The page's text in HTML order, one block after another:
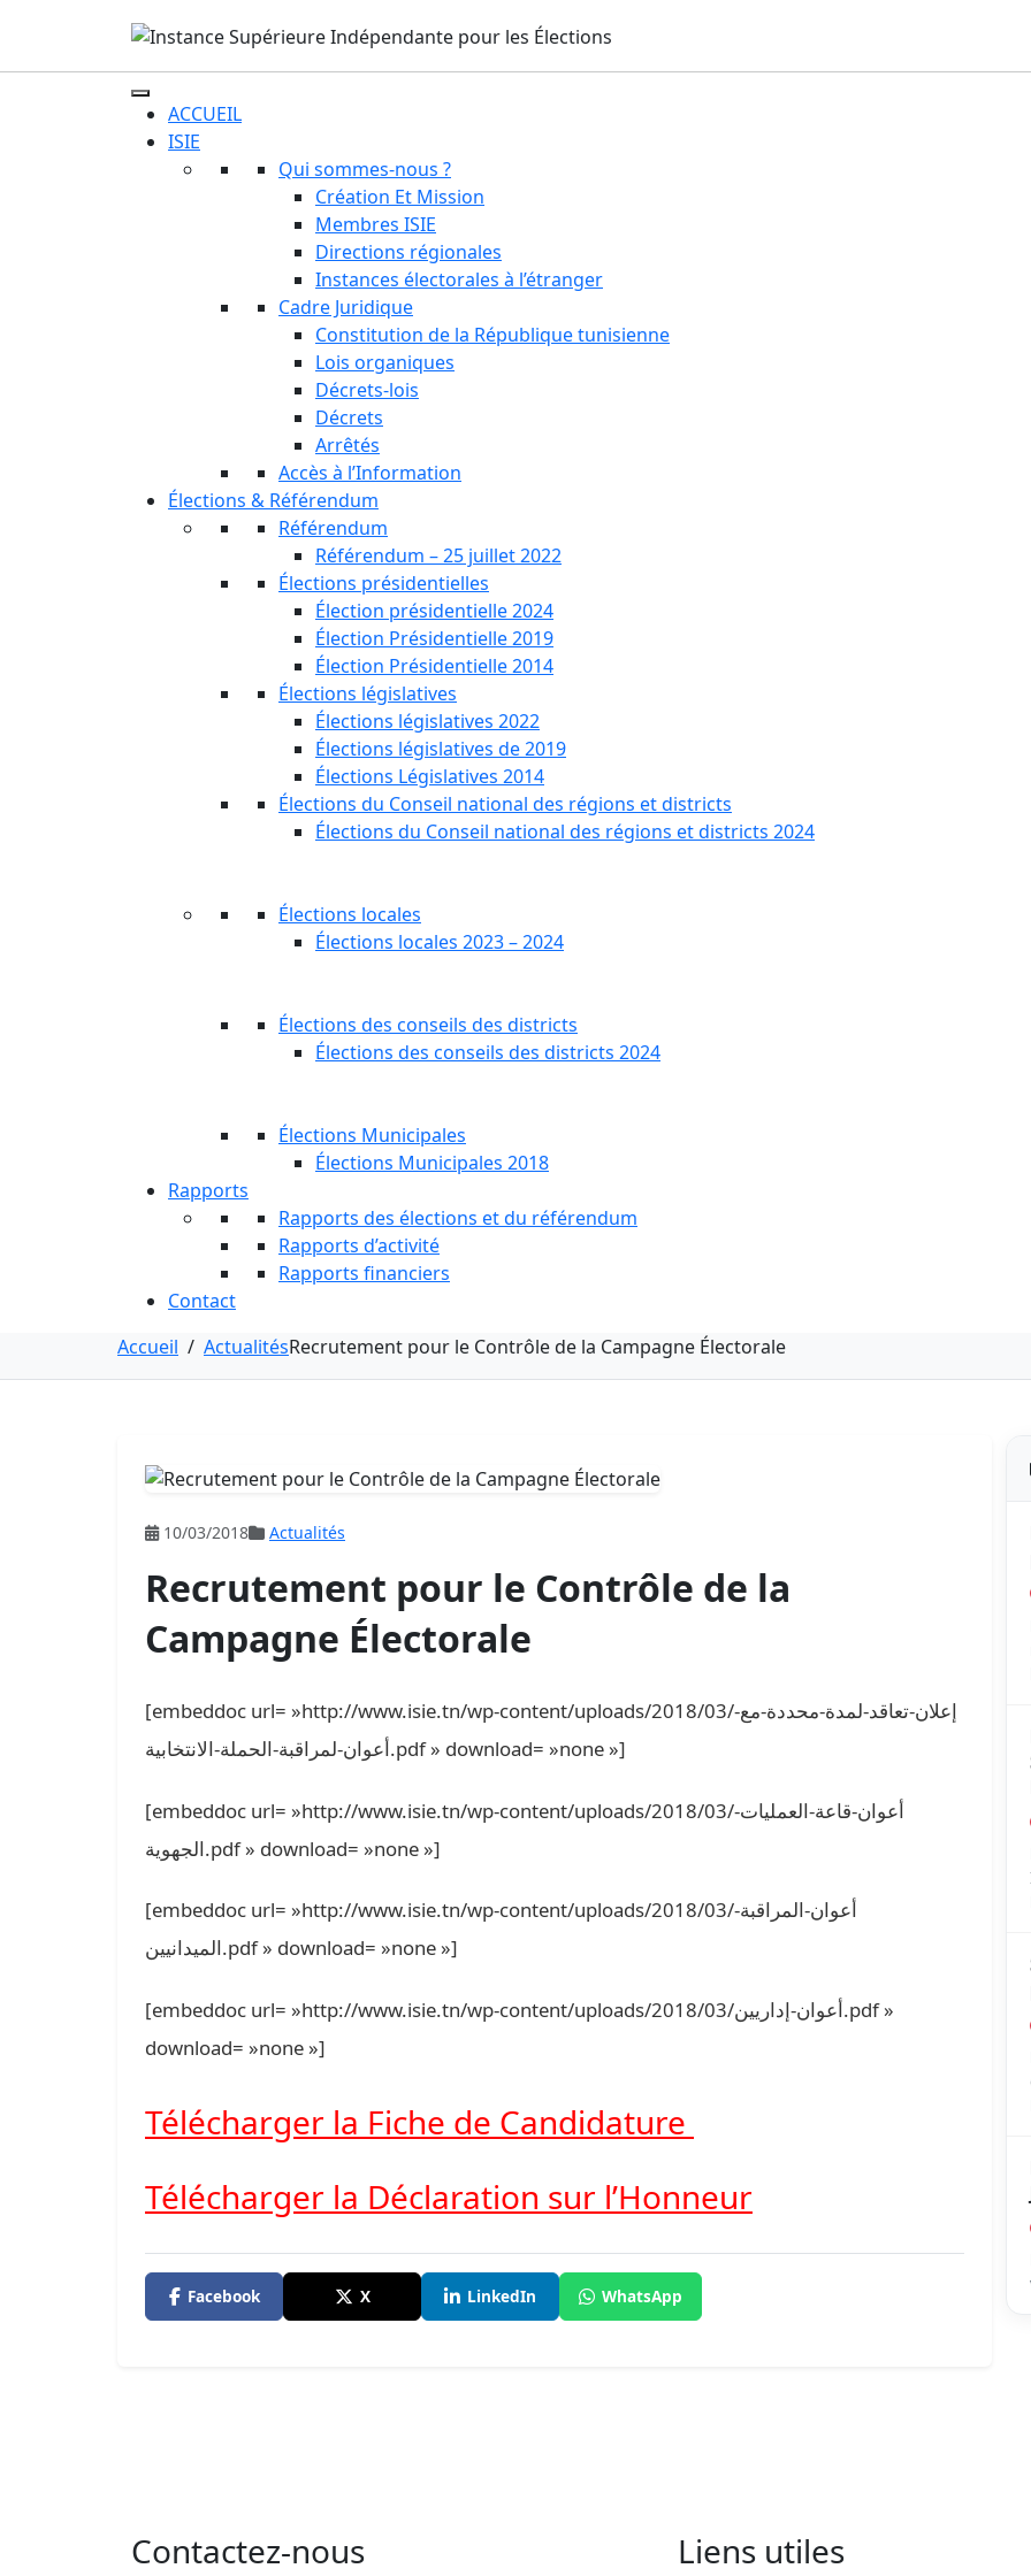
ACCUEIL
ISIE
Qui sommes-nous ?
Création Et Mission
Membres ISIE
Directions régionales
Instances électorales à l’étranger
Cadre Juridique
Constitution de la République tunisienne
Lois organiques
Décrets-lois
Décrets
Arrêtés
Accès à l’Information
Élections & Référendum
Référendum
Référendum – 25 juillet 2022
Élections présidentielles
Élection présidentielle 2024
Élection Présidentielle 2019
Élection Présidentielle 2014
Élections législatives
Élections législatives 2022
Élections législatives de 2019
Élections Législatives 2014
Élections du Conseil national des régions et districts
Élections du Conseil national des régions et districts 2024
Élections locales
Élections locales 2023 – 2024
Élections des conseils des districts
Élections des conseils des districts 2024
Élections Municipales
Élections Municipales 2018
Rapports
Rapports des élections et du référendum
Rapports d’activité
Rapports financiers
Contact
Accueil / ActualitésRecrutement pour le Contrôle de la Campagne Électorale
10/03/2018 Actualités
Recrutement pour le Contrôle de la
Campagne Électorale
[embeddoc url= »http://www.isie.tn/wp-content/uploads/2018/03/إعلان-تعاقد-لمدة-محددة-مع-
أعوان-لمراقبة-الحملة-الانتخابية.pdf » download= »none »]
[embeddoc url= »http://www.isie.tn/wp-content/uploads/2018/03/أعوان-قاعة-العمليات-
الجهوية.pdf » download= »none »]
[embeddoc url= »http://www.isie.tn/wp-content/uploads/2018/03/أعوان-المراقبة-
الميدانيين.pdf » download= »none »]
[embeddoc url= »http://www.isie.tn/wp-content/uploads/2018/03/أعوان-إداريين.pdf »
download= »none »]
Télécharger la Fiche de Candidature
Télécharger la Déclaration sur l’Honneur
Facebook X LinkedIn WhatsApp
Contactez-nous Liens utiles